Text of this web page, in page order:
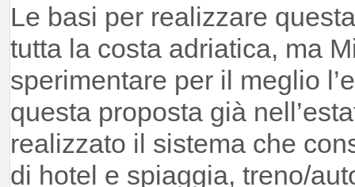
Le basi per realizzare
tutta la costa adriatica, ma
sperimentare per il meglio
questa proposta già
realizzato il sistema che
di hotel e spiaggia, treno/